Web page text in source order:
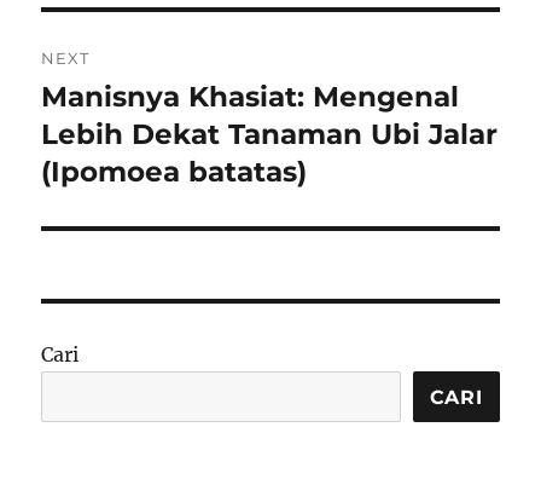
NEXT
Next
post:
Manisnya Khasiat: Mengenal
Lebih Dekat Tanaman Ubi Jalar
(Ipomoea batatas)
Cari
CARI